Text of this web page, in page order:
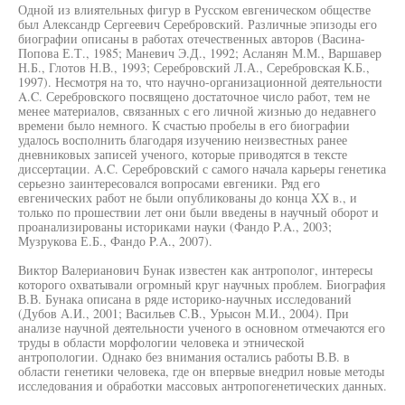
Одной из влиятельных фигур в Русском евгеническом обществе
был Александр Сергеевич Серебровский. Различные эпизоды его
биографии описаны в работах отечественных авторов (Васина-
Попова Е.Т., 1985; Маневич Э.Д., 1992; Асланян М.М., Варшавер
Н.Б., Глотов Н.В., 1993; Серебровский Л.А., Серебровская К.Б.,
1997). Несмотря на то, что научно-организационной деятельности
A.C. Серебровского посвящено достаточное число работ, тем не
менее материалов, связанных с его личной жизнью до недавнего
времени было немного. К счастью пробелы в его биографии
удалось восполнить благодаря изучению неизвестных ранее
дневниковых записей ученого, которые приводятся в тексте
диссертации. A.C. Серебровский с самого начала карьеры генетика
серьезно заинтересовался вопросами евгеники. Ряд его
евгенических работ не были опубликованы до конца XX в., и
только по прошествии лет они были введены в научный оборот и
проанализированы историками науки (Фандо P.A., 2003;
Музрукова Е.Б., Фандо P.A., 2007).
Виктор Валерианович Бунак известен как антрополог, интересы
которого охватывали огромный круг научных проблем. Биография
В.В. Бунака описана в ряде историко-научных исследований
(Дубов А.И., 2001; Васильев C.B., Урысон М.И., 2004). При
анализе научной деятельности ученого в основном отмечаются его
труды в области морфологии человека и этнической
антропологии. Однако без внимания остались работы В.В. в
области генетики человека, где он впервые внедрил новые методы
исследования и обработки массовых антропогенетических данных.